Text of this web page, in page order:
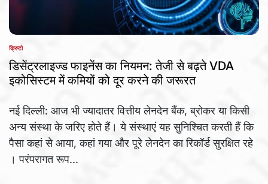
POSTED
IN
क्रिप्टो
डिसेंट्रलाइज्ड फाइनेंस का नियमन: तेजी से बढ़ते VDA
इकोसिस्टम में कमियों को दूर करने की जरूरत
नई दिल्ली: आज भी ज्यादातर वित्तीय लेनदेन बैंक, ब्रोकर या किसी
अन्य संस्था के जरिए होते हैं। ये संस्थाएं यह सुनिश्चित करती हैं कि
पैसा कहां से आया, कहां गया और पूरे लेनदेन का रिकॉर्ड सुरक्षित रहे
। परंपरागत रूप...